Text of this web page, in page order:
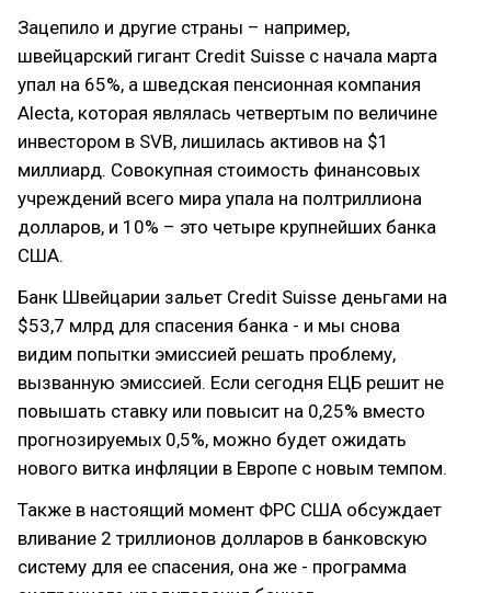
Зацепило и другие страны – например,
швейцарский гигант Credit Suisse с начала марта
упал на 65%, а шведская пенсионная компания
Alecta, которая являлась четвертым по величине
инвестором в SVB, лишилась активов на $1
миллиард. Совокупная стоимость финансовых
учреждений всего мира упала на полтриллиона
долларов, и 10% – это четыре крупнейших банка
США.
Банк Швейцарии зальет Credit Suisse деньгами на
$53,7 млрд для спасения банка - и мы снова
видим попытки эмиссией решать проблему,
вызванную эмиссией. Если сегодня ЕЦБ решит не
повышать ставку или повысит на 0,25% вместо
прогнозируемых 0,5%, можно будет ожидать
нового витка инфляции в Европе с новым темпом.
Также в настоящий момент ФРС США обсуждает
вливание 2 триллионов долларов в банковскую
систему для ее спасения, она же - программа